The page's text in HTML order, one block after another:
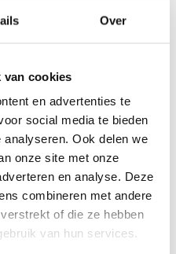
Over
van cookies
en advertenties te
social media te bieden
Ook delen we
onze site met onze
en analyse. Deze
combineren met andere
of die ze hebben
van hun services.
comfortabele op-/afstap
middels het bewezen
worden bevestigd, hoeven
verlijmd te worden. Voor
zou het profiel in
tape bevestigd kunnen
| massief
| zwart